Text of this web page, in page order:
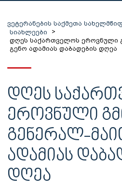
ვეტერანების საქმეთა
სიახლეები
>
დღეს საქართველოს ეროვნული
გენო ადამიას დაბადების დღეა
ᲓᲦᲔᲡ
ᲔᲠᲝᲕᲜᲣᲚᲘ
ᲒᲔᲜᲔᲠᲐᲚ-
ᲐᲓᲐᲛᲘᲐᲡ
ᲓᲦᲔᲐ